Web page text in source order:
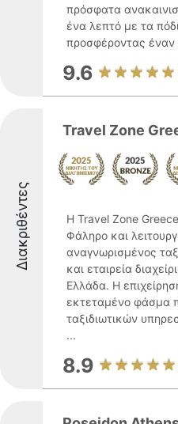
πρόσφατα
ένα λεπτό με τα
προσφέροντας έναν
9.6
Διακριθέντες
Travel Zone
Η Travel Zone
Φάληρο και
αναγνωρισμένος
και εταιρεία
Ελλάδα. Η
εκτεταμένο φάσμα
ταξιδιωτικών
...
8.9